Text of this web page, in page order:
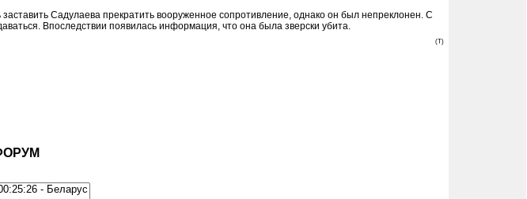
Садулаева прекратить вооруженное сопротивление, однако он был непреклонен. С
Впоследствии появилась информация, что она была зверски убита.
(T)